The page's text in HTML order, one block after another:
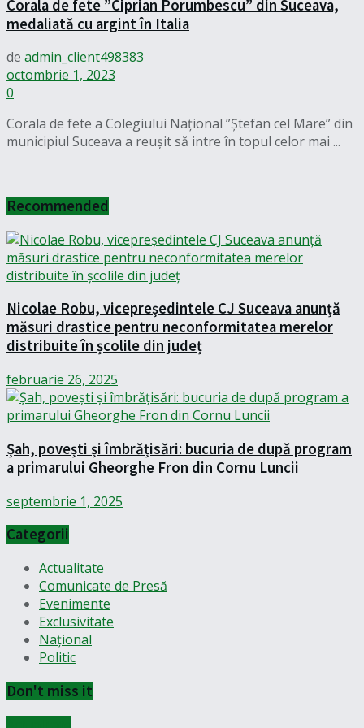
Corala de fete ”Ciprian Porumbescu” din Suceava,
medaliată cu argint în Italia
de admin_client498383
octombrie 1, 2023
0
Corala de fete a Colegiului Național ”Ștefan cel Mare” din
municipiul Suceava a reușit să intre în topul celor mai ...
Recommended
Nicolae Robu, vicepreședintele CJ Suceava anunță
măsuri drastice pentru neconformitatea merelor
distribuite în școlile din județ
februarie 26, 2025
Șah, povești și îmbrățisări: bucuria de după program
a primarului Gheorghe Fron din Cornu Luncii
septembrie 1, 2025
Categorii
Actualitate
Comunicate de Presă
Evenimente
Exclusivitate
Național
Politic
Don't miss it